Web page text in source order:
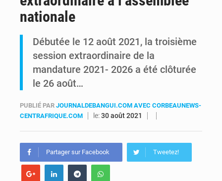
Shadary et Minaku enfin transférés à l’auditorat militaire après 200 jours d’opacité
nationale
Débutée le 12 août 2021, la troisième
session extraordinaire de la
mandature 2021- 2026 a été clôturée
le 26 août…
PUBLIÉ PAR JOURNALDEBANGUI.COM AVEC CORBEAUNEWS-
CENTRAFRIQUE.COM
le:30 août 2021
Partager sur Facebook Tweetez!